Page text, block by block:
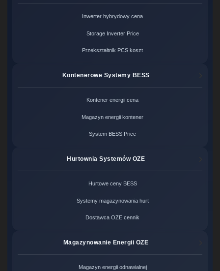
Inwerter hybrydowy cena
Storage Inverter Price
Przekształtnik PCS koszt
Kontenerowe Systemy BESS
Kontener energii cena
Magazyn energii kontener
System BESS Price
Hurtownia Systemów OZE
Hurtowe ceny BESS
Systemy magazynowania hurt
Dostawca OZE cennik
Magazynowanie Energii OZE
Magazyn energii odnawialnej